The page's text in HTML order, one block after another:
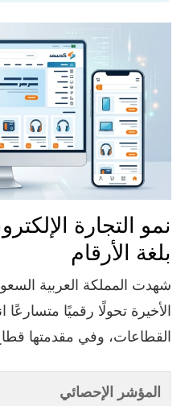
نمو التجارة
بلغة الأرقام
شهدت المملكة العربية
الأخيرة تحولًا رقميًا
القطاعات، وفي مقدمتها قطاع
المؤشر الإحصائي